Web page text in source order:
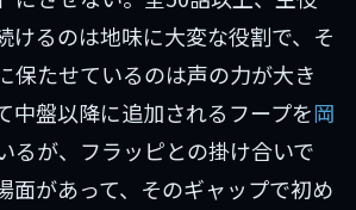
けるのは地味に大変な役割で、そ
保たせているのは声の力が大き
中盤以降に追加されるフープを岡
るが、フラッピとの掛け合いで
面があって、そのギャップで初め